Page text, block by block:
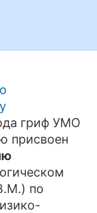
гриф УМО
присвоен
по